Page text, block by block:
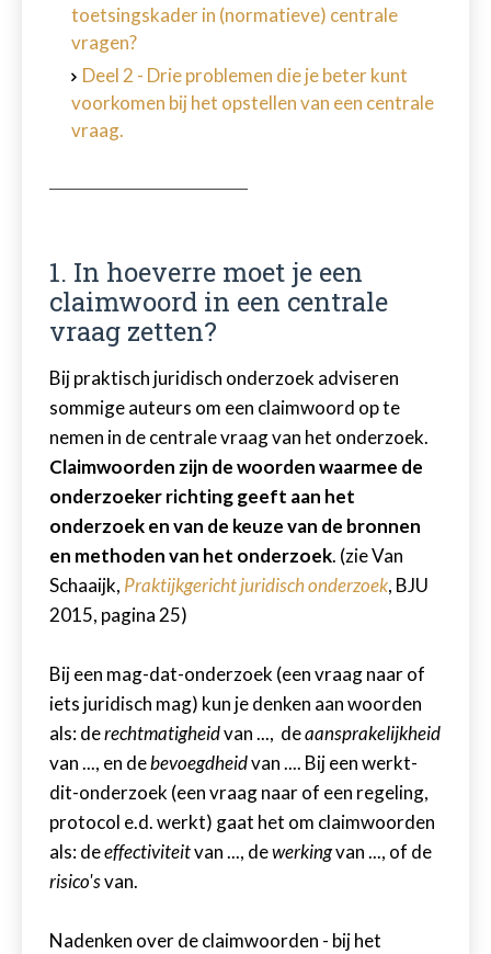
toetsingskader in (normatieve) centrale
vragen?
Deel 2 - Drie problemen die je beter kunt
voorkomen bij het opstellen van een centrale
vraag.
1. In hoeverre moet je een
claimwoord in een centrale
vraag zetten?
Bij praktisch juridisch onderzoek adviseren
sommige auteurs om een claimwoord op te
nemen in de centrale vraag van het onderzoek.
Claimwoorden zijn de woorden waarmee de
onderzoeker richting geeft aan het
onderzoek en van de keuze van de bronnen
en methoden van het onderzoek. (zie Van
Schaaijk, Praktijkgericht juridisch onderzoek, BJU
2015, pagina 25)
Bij een mag-dat-onderzoek (een vraag naar of
iets juridisch mag) kun je denken aan woorden
als: derechtmatigheidvan ..., deaansprakelijkheid
van ..., en debevoegdheidvan .... Bij een werkt-
dit-onderzoek (een vraag naar of een regeling,
protocol e.d. werkt) gaat het om claimwoorden
als: deeffectiviteitvan ..., dewerkingvan ..., of de
risico'svan.
Nadenken over de claimwoorden - bij het